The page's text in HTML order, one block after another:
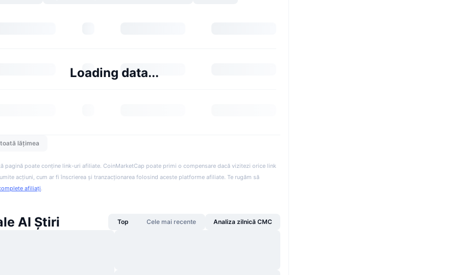
Loading data...
lățimea
pagină poate conține link-uri afiliate. CoinMarketCap poate primi o compensare dacă vizitezi orice link
acțiuni, cum ar fi înscrierea și tranzacționarea folosind aceste platforme afiliate. Te rugăm să
afiliați.
AI Știri Top Cele mai recente Analiza zilnică CMC